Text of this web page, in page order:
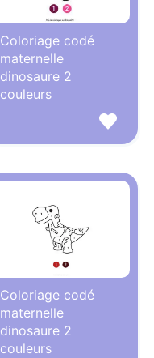
Coloriage codé
maternelle
dinosaure 2
couleurs
Coloriage codé
maternelle
dinosaure 2
couleurs